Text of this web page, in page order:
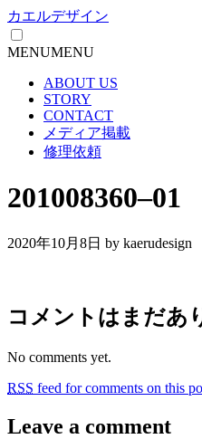
カエルデザイン
MENUMENU
ABOUT US
STORY
CONTACT
メディア掲載
修理依頼
201008360–01
2020年10月8日 by kaerudesign
コメントはまだあ
No comments yet.
RSS feed for comments on this
Leave a comment